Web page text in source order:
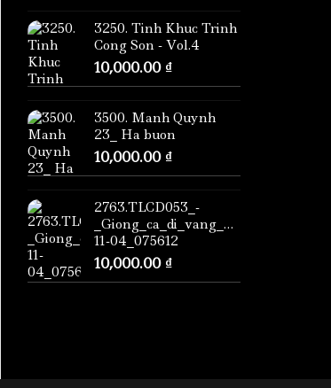
3250. Tinh Khuc Trinh
Cong Son - Vol.4
10,000.00 ₫
3500. Manh Quynh
23_ Ha buon
10,000.00 ₫
2763.TLCD053_-
_Giong_ca_di_vang_2021-
11-04_075612
10,000.00 ₫